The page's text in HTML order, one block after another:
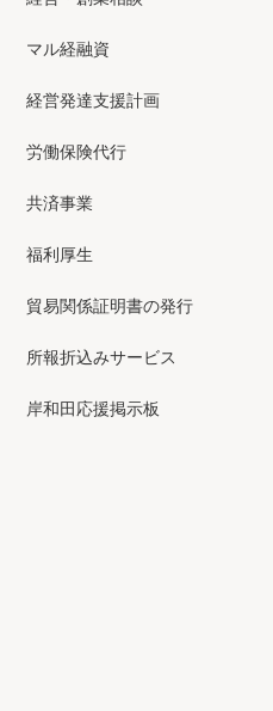
マル経融資
経営発達支援計画
労働保険代行
共済事業
福利厚生
貿易関係証明書の発行
所報折込みサービス
岸和田応援掲示板